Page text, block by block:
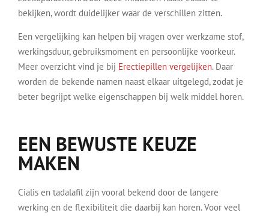
bekijken, wordt duidelijker waar de verschillen zitten.
Een vergelijking kan helpen bij vragen over werkzame stof,
werkingsduur, gebruiksmoment en persoonlijke voorkeur.
Meer overzicht vind je bij Erectiepillen vergelijken. Daar
worden de bekende namen naast elkaar uitgelegd, zodat je
beter begrijpt welke eigenschappen bij welk middel horen.
EEN BEWUSTE KEUZE
MAKEN
Cialis en tadalafil zijn vooral bekend door de langere
werking en de flexibiliteit die daarbij kan horen. Voor veel